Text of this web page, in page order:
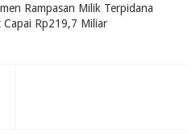
Rampasan Milik Terpidana
Rp219,7 Miliar